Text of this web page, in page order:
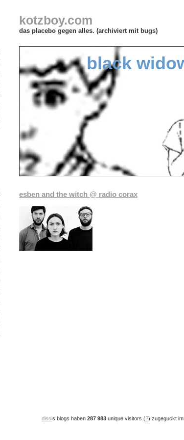
kotzboy.com
das placebo gegen alles. (archiviert mit bugs)
black
esben and the witch @ radio corax
dissis blogs haben 287 983 unique visitors (?) zugeguckt